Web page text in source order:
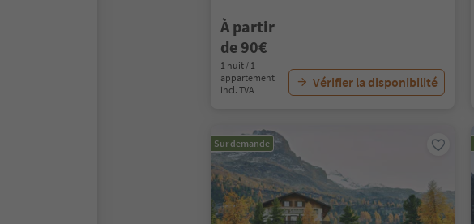
À partir
de 90€
1 nuit / 1
appartement
incl. TVA
Vérifier la disponibilité
Sur demande